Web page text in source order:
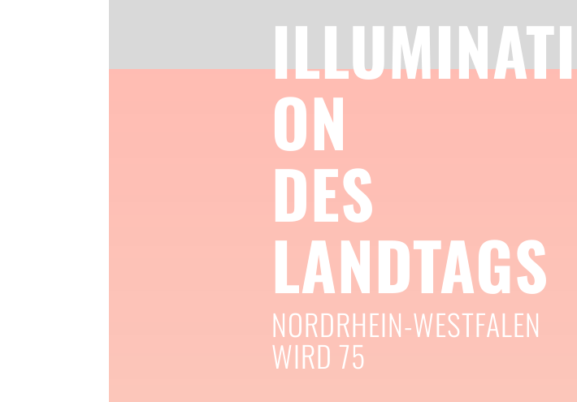
ILLUMINATI
ON
DES
LANDTAGS
NORDRHEIN-WESTFALEN
WIRD 75